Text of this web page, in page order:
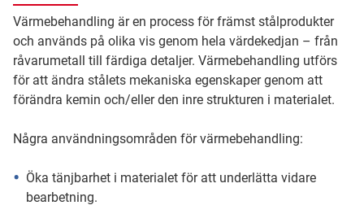
Värmebehandling är en process för främst stålprodukter
och används på olika vis genom hela värdekedjan – från
råvarumetall till färdiga detaljer. Värmebehandling utförs
för att ändra stålets mekaniska egenskaper genom att
förändra kemin och/eller den inre strukturen i materialet.
Några användningsområden för värmebehandling:
Öka tänjbarhet i materialet för att underlätta vidare
bearbetning.